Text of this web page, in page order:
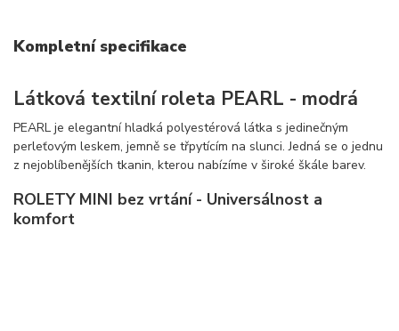
Kompletní specifikace
Látková textilní roleta PEARL - modrá
PEARL je elegantní hladká polyestérová látka s jedinečným
perleťovým leskem, jemně se třpytícím na slunci. Jedná se o jednu
z nejoblíbenějších tkanin, kterou nabízíme v široké škále barev.
ROLETY MINI bez vrtání - Universálnost a
komfort